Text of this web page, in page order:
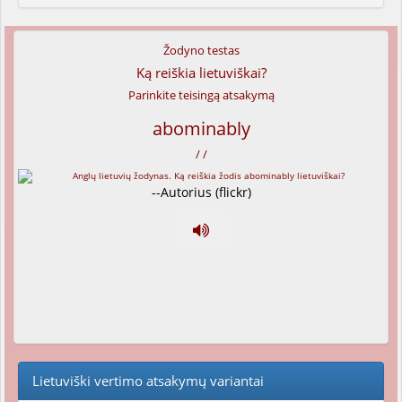
Žodyno testas
Ką reiškia lietuviškai?
Parinkite teisingą atsakymą
abominably
/ /
--Autorius (flickr)
Lietuviški vertimo atsakymų variantai